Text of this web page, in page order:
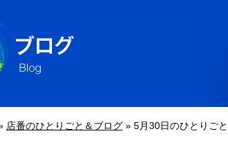
店番のひとりごと＆ブログ » 5月30日のひとりご